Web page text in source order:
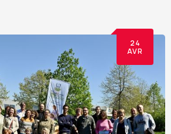
24
AVR